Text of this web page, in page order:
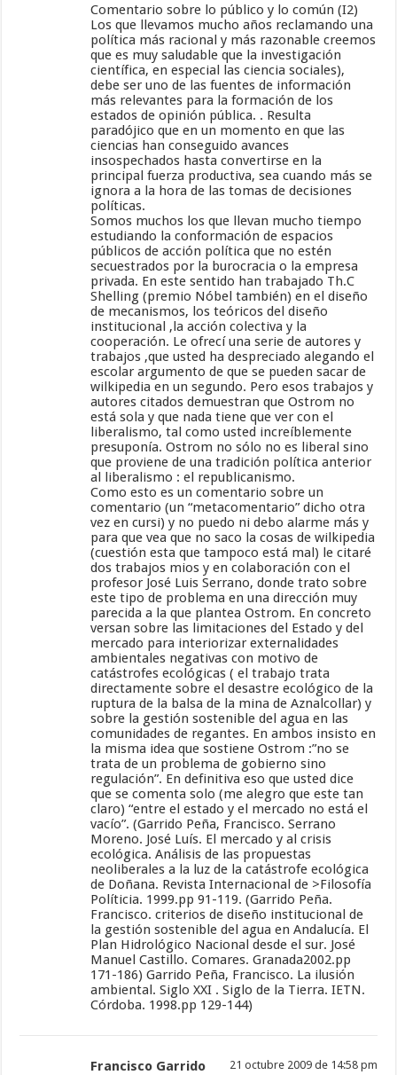
Comentario sobre lo público y lo común (I2)
Los que llevamos mucho años reclamando una
política más racional y más razonable creemos
que es muy saludable que la investigación
científica, en especial las ciencia sociales),
debe ser uno de las fuentes de información
más relevantes para la formación de los
estados de opinión pública. . Resulta
paradójico que en un momento en que las
ciencias han conseguido avances
insospechados hasta convertirse en la
principal fuerza productiva, sea cuando más se
ignora a la hora de las tomas de decisiones
políticas.
Somos muchos los que llevan mucho tiempo
estudiando la conformación de espacios
públicos de acción política que no estén
secuestrados por la burocracia o la empresa
privada. En este sentido han trabajado Th.C
Shelling (premio Nóbel también) en el diseño
de mecanismos, los teóricos del diseño
institucional ,la acción colectiva y la
cooperación. Le ofrecí una serie de autores y
trabajos ,que usted ha despreciado alegando el
escolar argumento de que se pueden sacar de
wilkipedia en un segundo. Pero esos trabajos y
autores citados demuestran que Ostrom no
está sola y que nada tiene que ver con el
liberalismo, tal como usted increíblemente
presuponía. Ostrom no sólo no es liberal sino
que proviene de una tradición política anterior
al liberalismo : el republicanismo.
Como esto es un comentario sobre un
comentario (un “metacomentario” dicho otra
vez en cursi) y no puedo ni debo alarme más y
para que vea que no saco la cosas de wilkipedia
(cuestión esta que tampoco está mal) le citaré
dos trabajos mios y en colaboración con el
profesor José Luis Serrano, donde trato sobre
este tipo de problema en una dirección muy
parecida a la que plantea Ostrom. En concreto
versan sobre las limitaciones del Estado y del
mercado para interiorizar externalidades
ambientales negativas con motivo de
catástrofes ecológicas ( el trabajo trata
directamente sobre el desastre ecológico de la
ruptura de la balsa de la mina de Aznalcollar) y
sobre la gestión sostenible del agua en las
comunidades de regantes. En ambos insisto en
la misma idea que sostiene Ostrom :”no se
trata de un problema de gobierno sino
regulación”. En definitiva eso que usted dice
que se comenta solo (me alegro que este tan
claro) “entre el estado y el mercado no está el
vacío”. (Garrido Peña, Francisco. Serrano
Moreno. José Luís. El mercado y al crisis
ecológica. Análisis de las propuestas
neoliberales a la luz de la catástrofe ecológica
de Doñana. Revista Internacional de >Filosofía
Políticia. 1999.pp 91-119. (Garrido Peña.
Francisco. criterios de diseño institucional de
la gestión sostenible del agua en Andalucía. El
Plan Hidrológico Nacional desde el sur. José
Manuel Castillo. Comares. Granada2002.pp
171-186) Garrido Peña, Francisco. La ilusión
ambiental. Siglo XXI . Siglo de la Tierra. IETN.
Córdoba. 1998.pp 129-144)
Francisco Garrido 21 octubre 2009 de 14:58 pm